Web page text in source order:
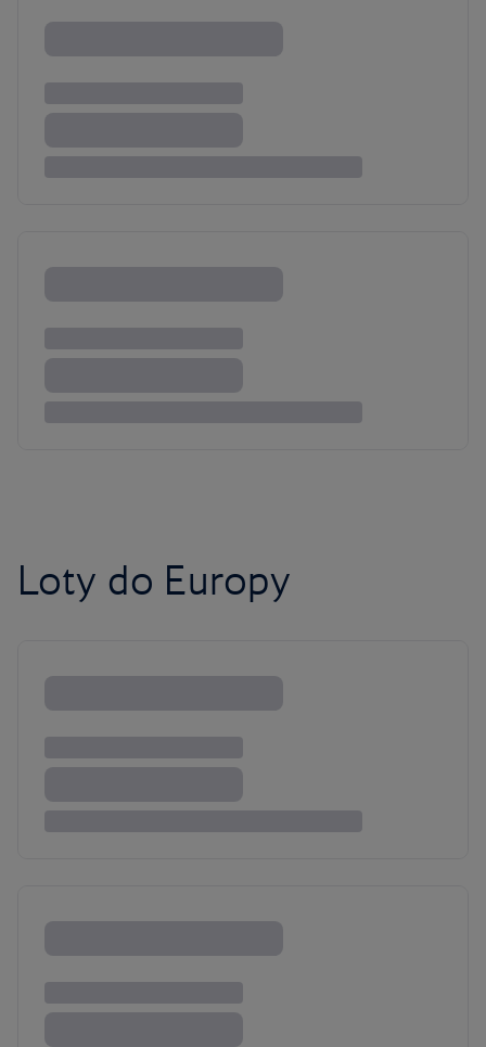
Loty do Europy